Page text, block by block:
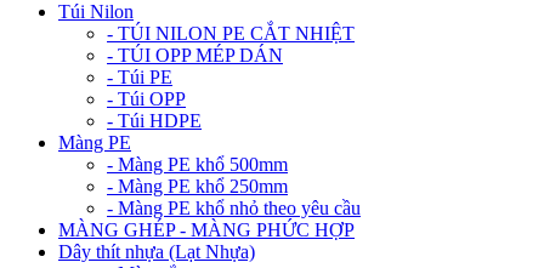
Túi Nilon
- TÚI NILON PE CẮT NHIỆT
- TÚI OPP MÉP DÁN
- Túi PE
- Túi OPP
- Túi HDPE
Màng PE
- Màng PE khổ 500mm
- Màng PE khổ 250mm
- Màng PE khổ nhỏ theo yêu cầu
MÀNG GHÉP - MÀNG PHỨC HỢP
Dây thít nhựa (Lạt Nhựa)